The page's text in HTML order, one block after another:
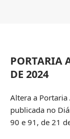
PORTARIA
DE 2024
Altera a Portaria
publicada no
90 e 91, de 21